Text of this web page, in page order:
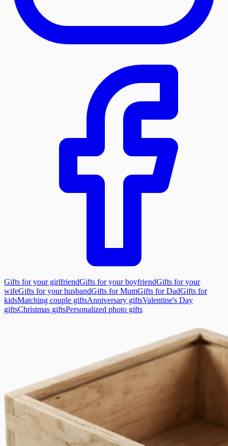
Gifts for your girlfriendGifts for your boyfriendGifts for your
wifeGifts for your husbandGifts for MumGifts for DadGifts for
kidsMatching couple giftsAnniversary giftsValentine's Day
giftsChristmas giftsPersonalized photo gifts